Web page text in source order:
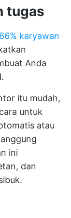
tugas
66% karyawan
Anda
itu mudah,
untuk
atau
ini
dan